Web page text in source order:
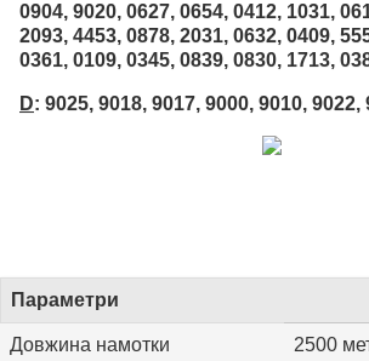
0904, 9020, 0627, 0654, 0412, 1031,
2093, 4453, 0878, 2031, 0632, 0409,
0361, 0109, 0345, 0839, 0830, 1713,
D: 9025, 9018, 9017, 9000, 9010, 9022,
Параметри
Довжина намотки 2500